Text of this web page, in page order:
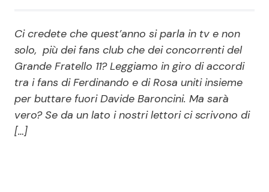
Economia
Persone Scomparse
Politica
Fiction e Serie TV
Programmi TV
Reality e Talent
Ci credete che quest’anno si parla in tv e non
solo, più dei fans club che dei concorrenti del
Grande Fratello 11? Leggiamo in giro di accordi
tra i fans di Ferdinando e di Rosa uniti insieme
per buttare fuori Davide Baroncini. Ma sarà
vero? Se da un lato i nostri lettori ci scrivono di
[…]